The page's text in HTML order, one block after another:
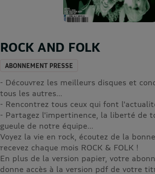
ROCK AND FOLK
ABONNEMENT PRESSE
- Découvrez les meilleurs disques et
tous les autres...
- Rencontrez tous ceux qui font
- Partagez l'impertinence, la liberté de
gueule de notre équipe...
Voyez la vie en rock, écoutez de la
recevez chaque mois ROCK & FOLK !
En plus de la version papier, votre
donne accès à la version pdf de votre